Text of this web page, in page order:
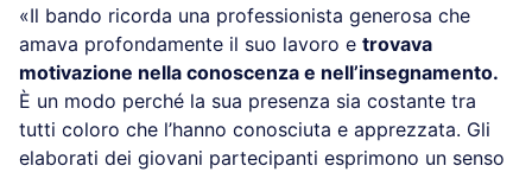
«Il bando ricorda una professionista generosa che
amava profondamente il suo lavoro e trovava
motivazione nella conoscenza e nell’insegnamento.
È un modo perché la sua presenza sia costante tra
tutti coloro che l’hanno conosciuta e apprezzata. Gli
elaborati dei giovani partecipanti esprimono un senso